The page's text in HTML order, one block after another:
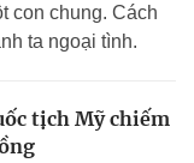
con chung. Cách
ta ngoại tình.
tịch Mỹ chiếm